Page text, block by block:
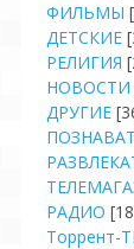
ФИЛЬМЫ
ДЕТСКИЕ
РЕЛИГИЯ
НОВОСТИ
ДРУГИЕ
РАДИО
Торрент-